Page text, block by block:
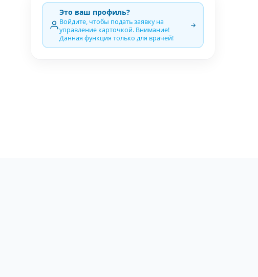
Это ваш профиль?
Войдите, чтобы подать заявку на
управление карточкой. Внимание!
Данная функция только для врачей!